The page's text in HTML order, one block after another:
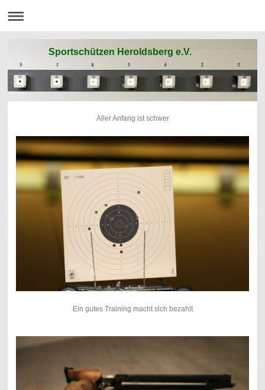
Sportschützen Heroldsberg e.V.
Aller Anfang ist schwer
Ein gutes Training macht sich bezahlt